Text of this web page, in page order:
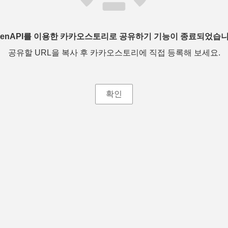
를 이용한 카카오스토리로 공유하기 기능이 종료되었습
공유할 URL을 복사 후 카카오스토리에 직접 등록해 보세요.
확인